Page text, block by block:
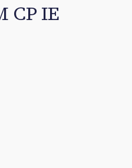
CP IE